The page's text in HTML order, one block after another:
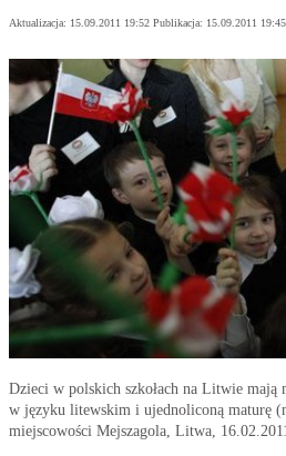
Aktualizacja: 15.09.2011 19:52 Publikacja: 15.09.2011 19:45
Dzieci w polskich szkołach na Litwie mają
w języku litewskim i ujednoliconą maturę
miejscowości Mejszagola, Litwa,